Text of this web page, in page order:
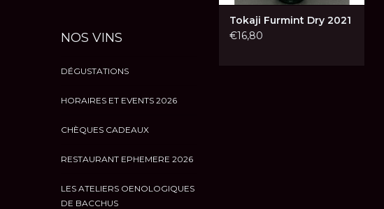
NOS VINS
DÉGUSTATIONS
HORAIRES ET EVENTS 2026
CHÈQUES CADEAUX
RESTAURANT EPHEMERE 2026
LES ATELIERS OENOLOGIQUES
DE BACCHUS
Tokaji Furmint Dry 2021
€16,80